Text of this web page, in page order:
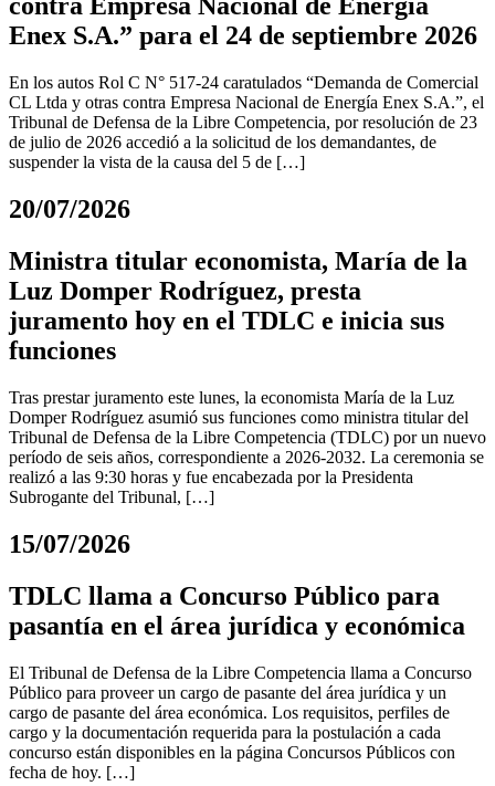
contra Empresa Nacional de Energía
Enex S.A.” para el 24 de septiembre 2026
En los autos Rol C N° 517-24 caratulados “Demanda de Comercial
CL Ltda y otras contra Empresa Nacional de Energía Enex S.A.”, el
Tribunal de Defensa de la Libre Competencia, por resolución de 23
de julio de 2026 accedió a la solicitud de los demandantes, de
suspender la vista de la causa del 5 de […]
20/07/2026
Ministra titular economista, María de la
Luz Domper Rodríguez, presta
juramento hoy en el TDLC e inicia sus
funciones
Tras prestar juramento este lunes, la economista María de la Luz
Domper Rodríguez asumió sus funciones como ministra titular del
Tribunal de Defensa de la Libre Competencia (TDLC) por un nuevo
período de seis años, correspondiente a 2026-2032. La ceremonia se
realizó a las 9:30 horas y fue encabezada por la Presidenta
Subrogante del Tribunal, […]
15/07/2026
TDLC llama a Concurso Público para
pasantía en el área jurídica y económica
El Tribunal de Defensa de la Libre Competencia llama a Concurso
Público para proveer un cargo de pasante del área jurídica y un
cargo de pasante del área económica. Los requisitos, perfiles de
cargo y la documentación requerida para la postulación a cada
concurso están disponibles en la página Concursos Públicos con
fecha de hoy. […]